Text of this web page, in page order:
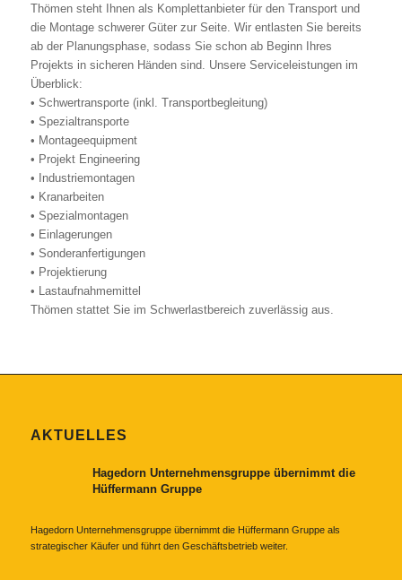
Thömen steht Ihnen als Komplettanbieter für den Transport und
die Montage schwerer Güter zur Seite. Wir entlasten Sie bereits
ab der Planungsphase, sodass Sie schon ab Beginn Ihres
Projekts in sicheren Händen sind. Unsere Serviceleistungen im
Überblick:
• Schwertransporte (inkl. Transportbegleitung)
• Spezialtransporte
• Montageequipment
• Projekt Engineering
• Industriemontagen
• Kranarbeiten
• Spezialmontagen
• Einlagerungen
• Sonderanfertigungen
• Projektierung
• Lastaufnahmemittel
Thömen stattet Sie im Schwerlastbereich zuverlässig aus.
AKTUELLES
Hagedorn Unternehmensgruppe übernimmt die
Hüffermann Gruppe
Hagedorn Unternehmensgruppe übernimmt die Hüffermann Gruppe als
strategischer Käufer und führt den Geschäftsbetrieb weiter.